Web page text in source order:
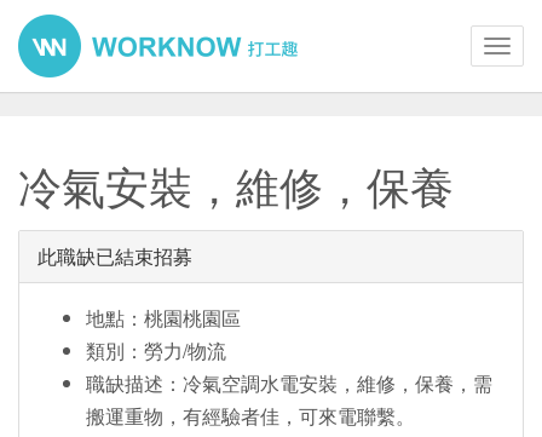
冷氣安裝，維修，保養
此職缺已結束招募
地點：桃園桃園區
類別：勞力/物流
職缺描述：冷氣空調水電安裝，維修，保養，需
搬運重物，有經驗者佳，可來電聯繫。